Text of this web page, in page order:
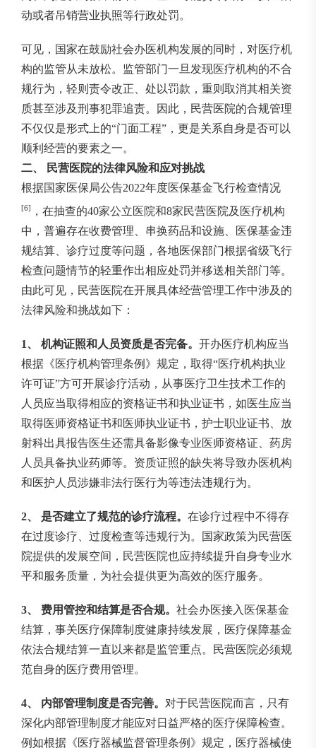
动或者吊销营业执照等行政处罚。
可见，国家在鼓励社会办医机构发展的同时，对医疗机
构的监管从未放松。监管部门一旦发现医疗机构的不合
规行为，轻则责令改正、处以罚款，重则取消其相关资
质甚至涉及刑事犯罪追责。因此，民营医院的合规管理
不仅仅是形式上的“门面工程”，更是关系自身是否可以
顺利经营的要素之一。
二、 民营医院的法律风险和应对挑战
根据国家医保局公告2022年度医保基金飞行检查情况
[6]
，在抽查的40家公立医院和8家民营医院及医疗机构
中，普遍存在收费管理、串换药品和设施、医保基金违
规结算、诊疗过度等问题，各地医保部门根据省级飞行
检查问题情节的轻重作出相应处罚并移送相关部门等。
由此可见，民营医院在开展具体经营管理工作中涉及的
法律风险和挑战如下：
1、 机构证照和人员资质是否完备。 开办医疗机构应当
根据《医疗机构管理条例》规定，取得“医疗机构执业
许可证”方可开展诊疗活动，从事医疗卫生技术工作的
人员应当取得相应的资格证书和执业证书，如医生应当
取得医师资格证书和医师执业证书，护士职业证书、放
射科出具报告医生还需具备影像专业医师资格证、药房
人员具备执业药师等。资质证照的缺失将导致办医机构
和医护人员涉嫌非法行医行为等违法违规行为。
2、 是否建立了规范的诊疗流程。 在诊疗过程中不得存
在过度诊疗、过度检查等违规行为。国家政策为民营医
院提供的发展空间，民营医院也应持续提升自身专业水
平和服务质量，为社会提供更为高效的医疗服务。
3、 费用管控和结算是否合规。 社会办医接入医保基金
结算，事关医疗保障制度健康持续发展，医疗保障基金
依法合规结算一直以来都是监管重点。民营医院必须规
范自身的医疗费用管理。
4、 内部管理制度是否完善。 对于民营医院而言，只有
深化内部管理制度才能应对日益严格的医疗保障检查。
例如根据《医疗器械监督管理条例》规定，医疗器械使